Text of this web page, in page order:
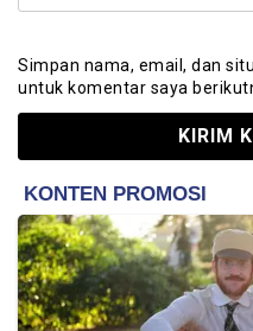
Simpan nama, email, dan
untuk komentar saya